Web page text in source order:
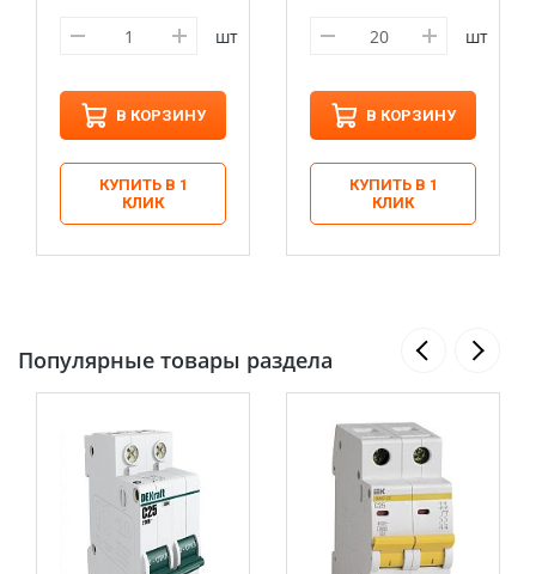
шт
В КОРЗИНУ
КУПИТЬ В 1
КЛИК
шт
В КОРЗИНУ
КУПИТЬ В 1
КЛИК
Популярные товары раздела